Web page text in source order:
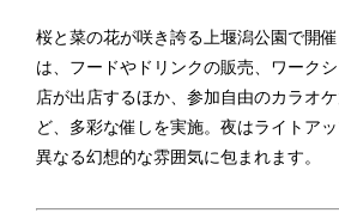
桜と菜の花が咲き誇る上堰潟公園で開
は、フードやドリンクの販売、ワーク
店が出店するほか、参加自由のカラオ
ど、多彩な催しを実施。夜はライトア
異なる幻想的な雰囲気に包まれます。